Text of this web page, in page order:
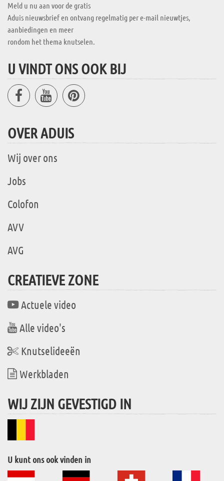
Meld u nu aan voor de gratis
Aduis nieuwsbrief en ontvang regelmatig per e-mail nieuwtjes,
aanbiedingen en meer
rondom het thema knutselen.
U VINDT ONS OOK BIJ
OVER ADUIS
Wij over ons
Jobs
Colofon
AVV
AVG
CREATIEVE ZONE
Actuele video
Alle video's
Knutselideeën
Werkbladen
WIJ ZIJN GEVESTIGD IN
U kunt ons ook vinden in